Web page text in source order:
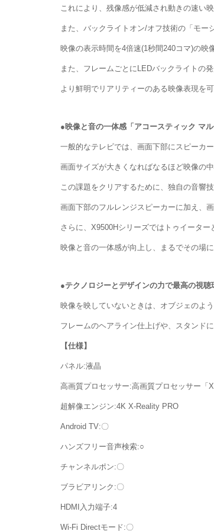
これにより、残像感が低減され動きの速い
また、バックライトオン/オフ技術の「モー
映像の表示時間を4倍速(1秒間240コマ)の映
また、フレームごとにLEDバックライトの
より鮮明でリアリティーのある映像表現を可
●映像と音の一体感「アコースティック マル
一般的なテレビでは、画面下部にスピーカ
画面サイズが大きくなればなるほど映像の
この課題をクリアするために、独自の音響
画面下部のフルレンジスピーカーに加え、
さらに、X9500Hシリーズではトゥイータ
映像と音の一体感が向上し、まるでその場
●テクノロジーとデザインの力で最高の視
映像を映していないときは、オブジェのよ
フレームのヘアライン仕上げや、スタンド
【仕様】
パネル:液晶
高画質プロセッサー:高画質プロセッサー「
超解像エンジン:4K X-Reality PRO
Android TV:〇
ハンズフリー音声検索:○
チャンネルポン:〇
ブラビアリンク:〇
HDMI入力端子:4
Wi-Fi Directモード:〇